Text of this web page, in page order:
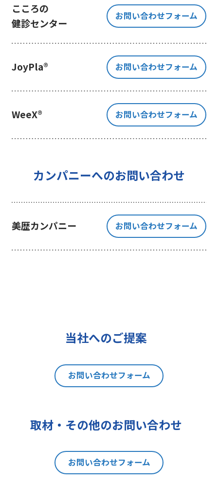
※Google LLC は日本の個人情報保
護法が適用される個人情報取扱事業
者と同等の体制を整備しています。
詳しくは、11.Google 拡張コンバ
ージョンの利用をご確認ください。
当社が管理する本フォームから取
得した情報とGoogle LLC が管理す
る当社Webサイト閲覧履歴等の情報
を紐づけ、お客様の興味関心に沿っ
た当社サービスに関する広告の配信
4 個人情報の外部委託について
個人情報の取扱いを一部、または全
部を委託する場合、十分な個人情報
の保護水準を満たしている者を選定
する基準を確立、選定し、管理監督
いたします。
ご提出頂く個人情報について、貴方
正、追加又は削除、利用の停止、消
去及び第三者への提供の停止（以下
「開示等」といいます。）を請求す
は、後述の消費者相談・苦情窓口に
本手続きにあたり、貴方がご本人で
あることを確認させて頂きますこと
をご了承下さい。
こころの
健診センター
お問い合わせフォーム
JoyPla® お問い合わせフォーム
WeeX® お問い合わせフォーム
カンパニーへのお問い合わせ
美歴カンパニー お問い合わせフォーム
当社へのご提案
お問い合わせフォーム
取材・その他のお問い合わせ
お問い合わせフォーム